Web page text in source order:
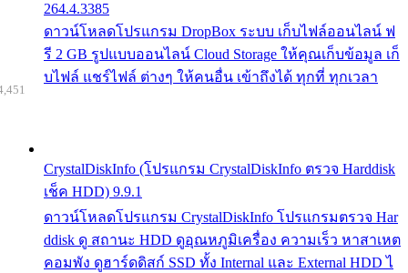
264.4.3385
ดาวน์โหลดโปรแกรม DropBox ระบบ เก็บไฟล์ออนไลน์ ฟ
รี 2 GB รูปแบบออนไลน์ Cloud Storage ให้คุณเก็บข้อมูล เก็
บไฟล์ แชร์ไฟล์ ต่างๆ ให้คนอื่น เข้าถึงได้ ทุกที่ ทุกเวลา
CrystalDiskInfo (โปรแกรม CrystalDiskInfo ตรวจ Harddisk
เช็ค HDD) 9.9.1
ดาวน์โหลดโปรแกรม CrystalDiskInfo โปรแกรมตรวจ Har
ddisk ดู สถานะ HDD ดูอุณหภูมิเครื่อง ความเร็ว หาสาเหต
คอมพัง ดูฮาร์ดดิสก์ SSD ทั้ง Internal และ External HDD ไ